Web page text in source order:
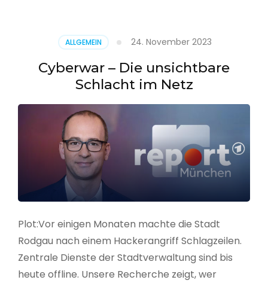
ALLGEMEIN 24. November 2023
Cyberwar – Die unsichtbare
Schlacht im Netz
Plot:Vor einigen Monaten machte die Stadt
Rodgau nach einem Hackerangriff Schlagzeilen.
Zentrale Dienste der Stadtverwaltung sind bis
heute offline. Unsere Recherche zeigt, wer